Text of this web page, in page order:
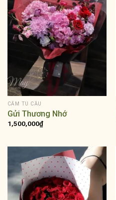
CẨM TÚ CẦU
Gửi Thương Nhớ
1,500,000₫